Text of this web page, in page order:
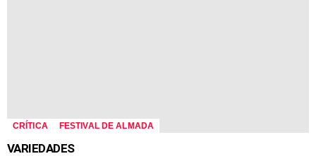
CRÍTICA FESTIVAL DE ALMADA
VARIEDADES